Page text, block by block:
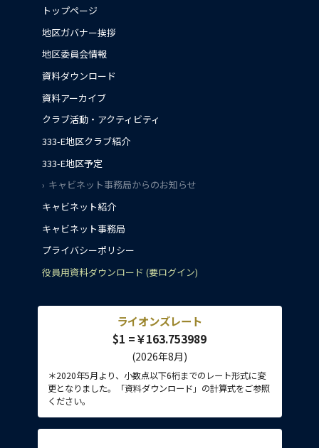
トップページ
地区ガバナー挨拶
地区委員会情報
資料ダウンロード
資料アーカイブ
クラブ活動・アクティビティ
333-E地区クラブ紹介
333-E地区予定
キャビネット事務局からのお知らせ
キャビネット紹介
キャビネット事務局
プライバシーポリシー
役員用資料ダウンロード (要ログイン)
ライオンズレート
$1 =￥163.753989
(2026年8月)
＊2020年5月より、小数点以下6桁までのレート形式に変
更となりました。「資料ダウンロード」の計算式をご参照
ください。